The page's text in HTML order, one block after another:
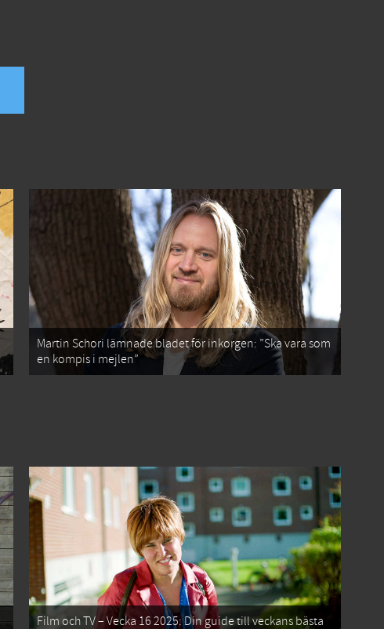
Martin Schori lämnade bladet för inkorgen: ”Ska vara som
en kompis i mejlen”
Film och TV – Vecka 16 2025: Din guide till veckans bästa